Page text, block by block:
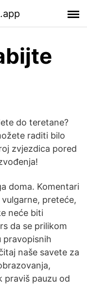
do teretane?
raditi bilo
zvjezdica pored
doma. Komentari
preteće,
neće biti
da se prilikom
pravopisnih
naše savete za
praviš pauzu od